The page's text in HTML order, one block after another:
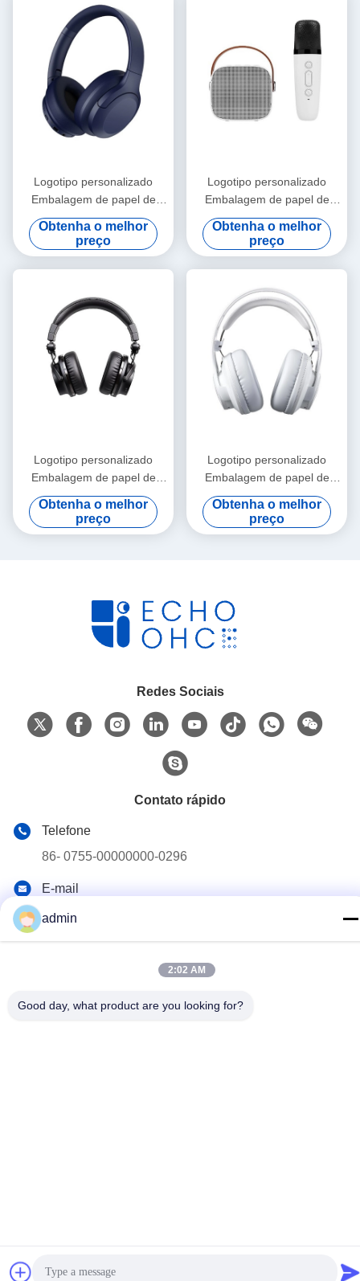
Logotipo personalizado
Embalagem de papel de
papelão dobrável Branco /
Preto / Ouro Rosa Caixa de
presente magnética de luxo
com fecho de fita
Obtenha o melhor
preço
Logotipo personalizado
Embalagem de papel de
papelão dobrável Branco /
Preto / Ouro Rosa Caixa de
presente magnética de luxo
com fecho de fita
Obtenha o melhor
preço
Logotipo personalizado
Embalagem de papel de
papelão dobrável Branco /
Preto / Ouro Rosa Caixa de
presente magnética de luxo
Obtenha o melhor
preço
Logotipo personalizado
Embalagem de papel de
papelão dobrável Branco /
Preto / Ouro Rosa Caixa de
presente magnética de luxo
Obtenha o melhor
preço
Redes Sociais
Contato rápido
Telefone
86- 0755-00000000-0296
E-mail
test@maoyt.com
Endereço
No. 228, estrada de Zhanxi, cidade de Jiangyin, cidade de
Wuxi, província de Jiangsu
admin
2:02 AM
Good day, what product are you looking for?